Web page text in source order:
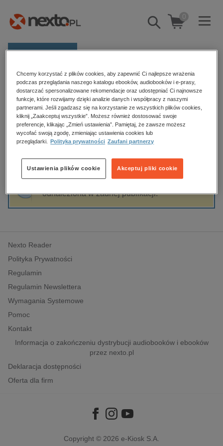
Pokaż/schowaj
wyszukiwarkę
0
E-prasa
Kategorie
Zobacz wszystkie E-prasa
budownictwo, aranżacja wnętrz
biznesowe, branżowe, gospodarka
edukacja
hobby, sport, rozrywka
komputery, internet, technologie, informatyka
polityka, społeczno-informacyjne
psychologiczne
inne
popularno-naukowe
historia
Strona główna Agnieszka Zaraska
Agnieszka Zaraska
Sortowanie Filtrowanie
odnaleziona w żadnej publikacji.
Nexto Reader
Polityka Prywatności
Regulamin
Regulamin Newslettera
Wymagania Systemowe
Pomoc
Kontakt
Informacja o zakończeniu dystrybucji audiobooków i ebooków
przez nexto.pl
Deklaracja dostępności
Oferta dla firm
Copyright © 2026 e-Kiosk S.A.
Chcemy korzystać z plików cookies, aby zapewnić Ci najlepsze wrażenia
podczas przeglądania naszego katalogu ebooków, audiobooków i e-prasy,
dostarczać spersonalizowane rekomendacje oraz udostępniać Ci najnowsze
funkcje, które rozwijamy dzięki analizie danych i współpracy z naszymi
partnerami. Jeśli zgadzasz się na korzystanie ze wszystkich plików cookies,
kliknij „Zaakceptuj wszystkie”. Możesz również dostosować swoje
preferencje, klikając „Zmień ustawienia”. Pamiętaj, że zawsze możesz
wycofać swoją zgodę, zmieniając ustawienia cookies lub
przeglądarki.
Polityka prywatności Zaufani partnerzy
Akceptuj pliki cookie
Ustawienia plików cookie